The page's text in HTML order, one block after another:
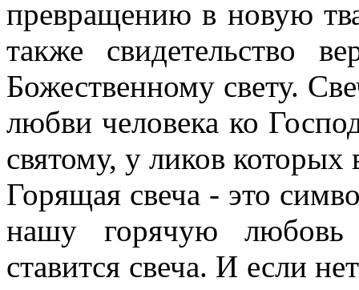
превращению в новую
также свидетельство
Божественному свету.
любви человека ко
святому, у ликов
Горящая свеча - это
нашу горячую любовь
ставится свеча. И если